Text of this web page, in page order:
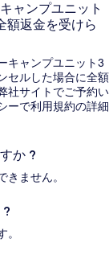
ャンプユニット
額返金を受けら
キャンプユニット3
セルした場合に全額
社サイトでご予約い
ーで利用規約の詳細
か ?
ません。
?